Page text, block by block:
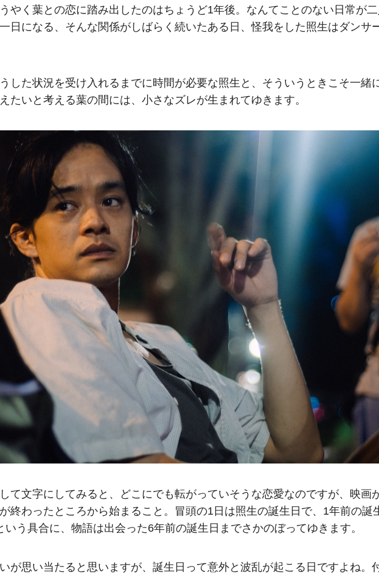
やく葉との恋に踏み出したのはちょうど1年後。なんてことのない日常が
日になる、そんな関係がしばらく続いたある日、怪我をした照生はダンサ
した状況を受け入れるまでに時間が必要な照生と、そういうときこそ一緒
たいと考える葉の間には、小さなズレが生まれてゆきます。
て文字にしてみると、どこにでも転がっていそうな恋愛なのですが、映画
終わったところから始まること。冒頭の1日は照生の誕生日で、1年前の誕
う具合に、物語は出会った6年前の誕生日までさかのぼってゆきます。
が思い当たると思いますが、誕生日って意外と波乱が起こる日ですよね。